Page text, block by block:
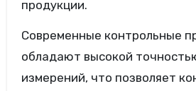
продукции.
Современные контрольные
обладают высокой
измерений, что позволяет